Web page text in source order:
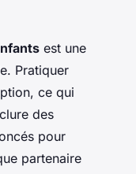
est une
Pratiquer
ce qui
des
pour
partenaire